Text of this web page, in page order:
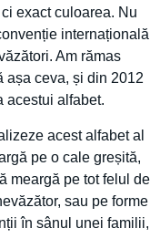
exact culoarea. Nu
internațională
Am rămas
așa ceva, și din 2012
acestui alfabet.
acest alfabet al
pe o cale greșită,
meargă pe tot felul de
sau pe forme
în sânul unei familii,